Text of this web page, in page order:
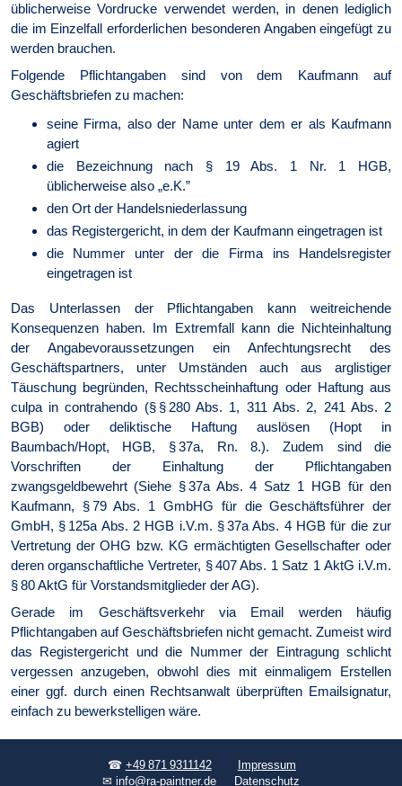
üblicherweise Vordrucke verwendet werden, in denen lediglich
die im Einzelfall erforderlichen besonderen Angaben eingefügt zu
werden brauchen.
Folgende Pflichtangaben sind von dem Kaufmann auf
Geschäftsbriefen zu machen:
seine Firma, also der Name unter dem er als Kaufmann
agiert
die Bezeichnung nach § 19 Abs. 1 Nr. 1 HGB,
üblicherweise also „e.K.”
den Ort der Handelsniederlassung
das Registergericht, in dem der Kaufmann eingetragen ist
die Nummer unter der die Firma ins Handelsregister
eingetragen ist
Das Unterlassen der Pflichtangaben kann weitreichende
Konsequenzen haben. Im Extremfall kann die Nichteinhaltung
der Angabevoraussetzungen ein Anfechtungsrecht des
Geschäftspartners, unter Umständen auch aus arglistiger
Täuschung begründen, Rechtsscheinhaftung oder Haftung aus
culpa in contrahendo (§ § 280 Abs. 1, 311 Abs. 2, 241 Abs. 2
BGB) oder deliktische Haftung auslösen (Hopt in
Baumbach/Hopt, HGB, § 37a, Rn. 8.). Zudem sind die
Vorschriften der Einhaltung der Pflichtangaben
zwangsgeldbewehrt (Siehe § 37a Abs. 4 Satz 1 HGB für den
Kaufmann, § 79 Abs. 1 GmbHG für die Geschäftsführer der
GmbH, § 125a Abs. 2 HGB i.V.m. § 37a Abs. 4 HGB für die zur
Vertretung der OHG bzw. KG ermächtigten Gesellschafter oder
deren organschaftliche Vertreter, § 407 Abs. 1 Satz 1 AktG i.V.m.
§ 80 AktG für Vorstandsmitglieder der AG).
Gerade im Geschäftsverkehr via Email werden häufig
Pflichtangaben auf Geschäftsbriefen nicht gemacht. Zumeist wird
das Registergericht und die Nummer der Eintragung schlicht
vergessen anzugeben, obwohl dies mit einmaligem Erstellen
einer ggf. durch einen Rechtsanwalt überprüften Emailsignatur,
einfach zu bewerkstelligen wäre.
☎ +49 871 9311142
✉info@ra-paintner.de
Impressum
Datenschutz